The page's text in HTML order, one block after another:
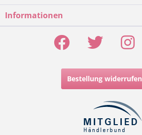
Informationen
Bestellung widerrufen